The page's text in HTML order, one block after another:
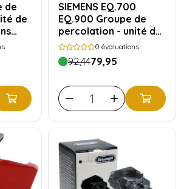
de
SIEMENS EQ.700
EQ.900 Groupe de
percolation - unité de
brassage Siemens
type 11047614
0 évaluations
92,4479,95